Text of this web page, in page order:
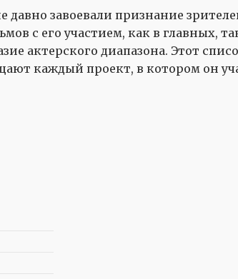
завоевали признание
с его участием, как в главных,
диапазона. Этот
каждый проект, в котором он